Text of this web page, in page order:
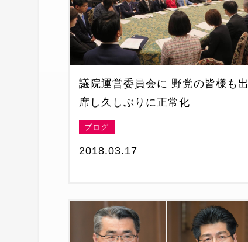
議院運営委員会に 野党の皆様も出
席し久しぶりに正常化
ブログ
2018.03.17